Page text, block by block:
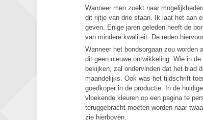
Wanneer men zoekt naar
dit rijtje van drie staan. Ik laat het aan
geven. Enige jaren geleden heeft de
van mindere kwaliteit. De reden
Wanneer het bondsorgaan zou
dit geen nieuwe ontwikkeling. Wie in
bekijken, zal ondervinden dat het blad
maandelijks. Ook was het tijdschrift
goedkoper in de productie. In de
vloekende kleuren op een pagina te
teruggebracht moeten worden naar
zie hierboven.